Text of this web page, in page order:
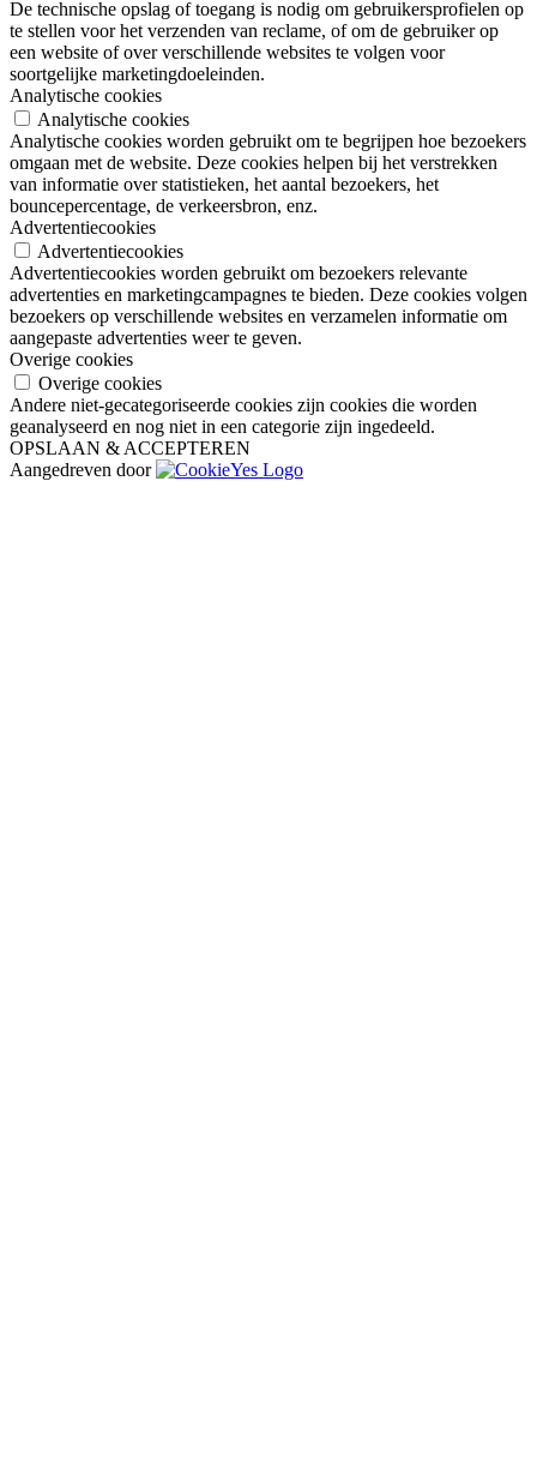
De technische opslag of toegang is nodig om gebruikersprofielen op
te stellen voor het verzenden van reclame, of om de gebruiker op
een website of over verschillende websites te volgen voor
soortgelijke marketingdoeleinden.
Analytische cookies
Analytische cookies
Analytische cookies worden gebruikt om te begrijpen hoe bezoekers
omgaan met de website. Deze cookies helpen bij het verstrekken
van informatie over statistieken, het aantal bezoekers, het
bouncepercentage, de verkeersbron, enz.
Advertentiecookies
Advertentiecookies
Advertentiecookies worden gebruikt om bezoekers relevante
advertenties en marketingcampagnes te bieden. Deze cookies volgen
bezoekers op verschillende websites en verzamelen informatie om
aangepaste advertenties weer te geven.
Overige cookies
Overige cookies
Andere niet-gecategoriseerde cookies zijn cookies die worden
geanalyseerd en nog niet in een categorie zijn ingedeeld.
OPSLAAN & ACCEPTEREN
Aangedreven door